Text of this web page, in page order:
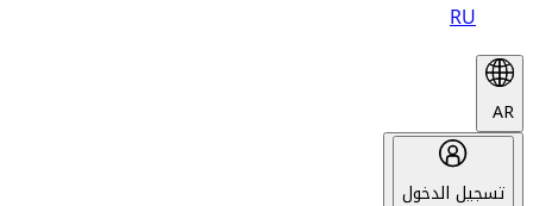
RU
AR
تسجيل الدخول